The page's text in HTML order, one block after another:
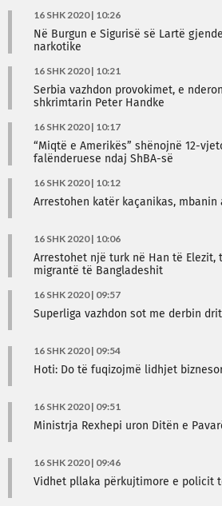
16 SHK 2020 | 10:26
Në Burgun e Sigurisë së Lartë
narkotike
16 SHK 2020 | 10:21
Serbia vazhdon provokimet, e
shkrimtarin Peter Handke
16 SHK 2020 | 10:17
“Miqtë e Amerikës” shënojnë 12-
falënderuese ndaj ShBA-së
16 SHK 2020 | 10:12
Arrestohen katër kaçanikas, mbanin
16 SHK 2020 | 10:06
Arrestohet një turk në Han të
migrantë të Bangladeshit
16 SHK 2020 | 09:57
Superliga vazhdon sot me derbin
16 SHK 2020 | 09:54
Hoti: Do të fuqizojmë lidhjet
16 SHK 2020 | 09:51
Ministrja Rexhepi uron Ditën e
16 SHK 2020 | 09:46
Vidhet pllaka përkujtimore e policit